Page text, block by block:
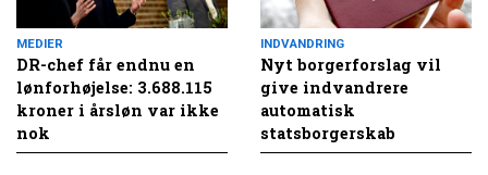
MEDIER
DR-chef får endnu en
lønforhøjelse: 3.688.115
kroner i årsløn var ikke
nok
INDVANDRING
Nyt borgerforslag vil
give indvandrere
automatisk
statsborgerskab